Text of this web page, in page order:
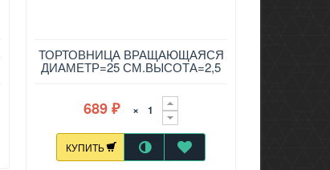
ТОРТОВНИЦА ВРАЩАЮЩАЯСЯ
ДИАМЕТР=25 СМ.ВЫСОТА=2,5
689₽ ×
КУПИТЬ